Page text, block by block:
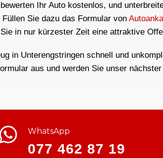
Ihr Auto kostenlos, und
Sie dazu das Formular von
Sie in nur kürzester Zeit eine attraktive
in Unterengstringen schnell und
aus und werden Sie unser
WhatsApp
077 462 87 19